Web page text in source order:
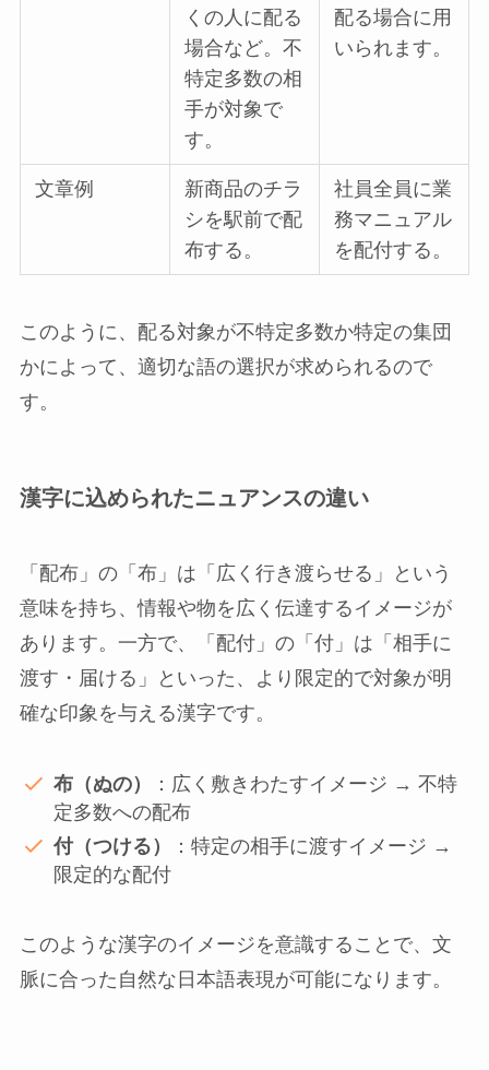
くの人に配る
場合など。不
特定多数の相
手が対象で
す。
配る場合に用
いられます。
文章例
新商品のチラ
シを駅前で配
布する。
社員全員に業
務マニュアル
を配付する。
このように、配る対象が不特定多数か特定の集団
かによって、適切な語の選択が求められるので
す。
漢字に込められたニュアンスの違い
「配布」の「布」は「広く行き渡らせる」という
意味を持ち、情報や物を広く伝達するイメージが
あります。一方で、「配付」の「付」は「相手に
渡す・届ける」といった、より限定的で対象が明
確な印象を与える漢字です。
布（ぬの）
：広く敷きわたすイメージ → 不特
定多数への配布
付（つける）
：特定の相手に渡すイメージ →
限定的な配付
このような漢字のイメージを意識することで、文
脈に合った自然な日本語表現が可能になります。